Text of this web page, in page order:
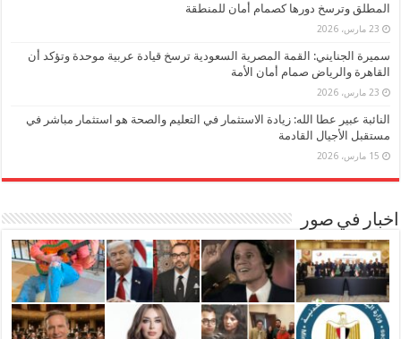
المطلق وترسخ دورها كصمام أمان للمنطقة
23 مارس، 2026
سميرة الجنايني: القمة المصرية السعودية ترسخ قيادة عربية موحدة وتؤكد أن
القاهرة والرياض صمام أمان الأمة
23 مارس، 2026
النائبة عبير عطا الله: زيادة الاستثمار في التعليم والصحة هو استثمار مباشر في
مستقبل الأجيال القادمة
15 مارس، 2026
اخبار في صور